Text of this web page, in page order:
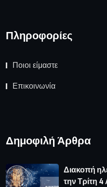
Πληροφορίες
Ποιοι είμαστε
Επικοινωνία
Δημοφιλή Άρθρα
Διακοπή
την Τρίτη